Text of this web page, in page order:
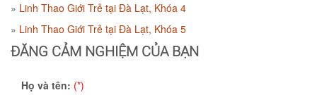
Linh Thao Giới Trẻ tại Đà Lạt, Khóa 4
Linh Thao Giới Trẻ tại Đà Lạt, Khóa 5
ĐĂNG CẢM NGHIỆM CỦA BẠN
Họ và tên: (*)